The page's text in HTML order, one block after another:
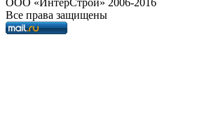
OOO «ИнтерСтрой» 2006-2016
Все права защищены